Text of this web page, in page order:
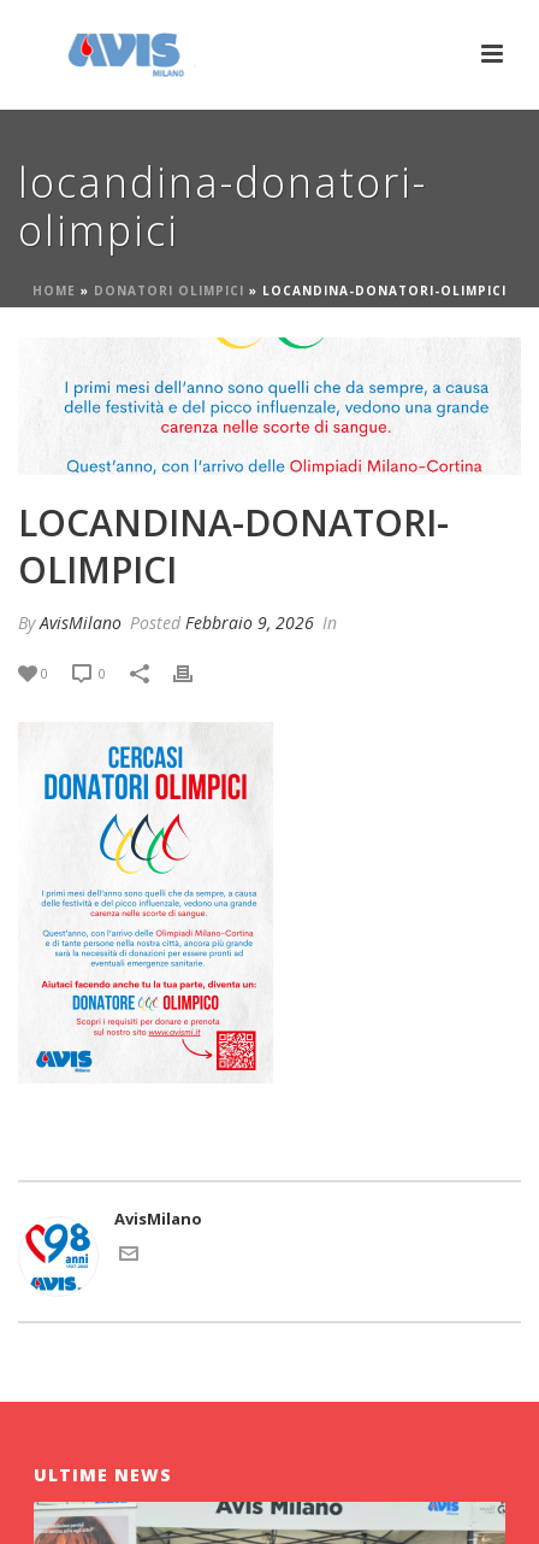
locandina-donatori-
olimpici
HOME » DONATORI OLIMPICI » LOCANDINA-DONATORI-OLIMPICI
LOCANDINA-DONATORI-
OLIMPICI
ByAvisMilano Posted Febbraio 9, 2026 In
0 0
AvisMilano
ULTIME NEWS